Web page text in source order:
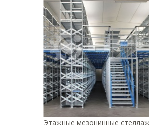
Этажные мезонинные